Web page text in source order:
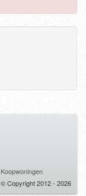
Koopwoningen
© Copyright 2012 - 2026